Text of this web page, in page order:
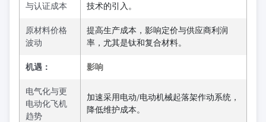
与认证成本
技术的引入。
原材料价格
波动
提高生产成本，影响定价与供应商利润
率，尤其是钛和复合材料。
机遇： 影响
电气化与更
电动化飞机
趋势
加速采用电动/电动机械起落架作动系统，
降低维护成本。